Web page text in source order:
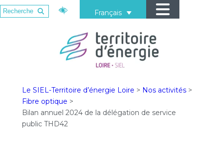
Français
Le SIEL-Territoire d’énergie Loire > Nos activités>
Fibre optique >
Bilan annuel 2024 de la délégation de service
public THD42